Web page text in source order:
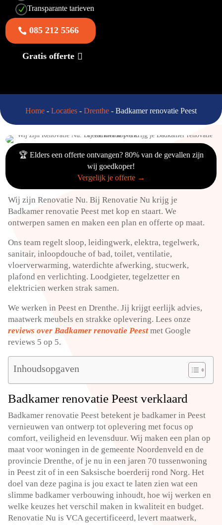
N Transparante tarieven
085 212 5566
Gratis offerte
Home- Locaties- Drenthe- Badkamer renovatie Peest
🏆 Elders een offerte ontvangen? 80% van de gevallen zijn
wij goedkoper!
Vergelijk je offerte →
Wij zijn Renovatie Nu. Bij Renovatie Nu krijg je
Badkamer renovatie Peest met kop en staart. We
ontwerpen samen en maken een plan en offerte op maat.
Ons team regelt sloop, leidingwerk, elektra, tegelwerk,
sanitair, inloopdouche of bad, toilet, ventilatie,
vloerverwarming, waterdichte afwerking, stucwerk,
plafond en verlichting. Loodgieter, tegelzetter en
elektricien werken strak samen.
We werken in Peest en Drenthe. Jij krijgt eerlijk advies,
maatwerk meubels en strakke oplevering. Lees onze
reviews over Badkamer renovatie Peest met Google
reviews 5 op 5.
Inhoudsopgaven
Badkamer renovatie Peest verklaard
Badkamer renovatie Peest betekent je badkamer in Peest
vernieuwen van ontwerp tot oplevering met focus op
comfort, veiligheid en levensduur. Wij maken een plan op
maat voor woningen in de gemeente Noordenveld en de
provincie Drenthe, of je nu in een jaren 70 tussenwoning
in Peest zit of in een Saksische boerderij rond Norg. Het
doel van deze pagina is jou exact te laten zien wat een
slimme badkamer verbouwing inhoudt, hoe wij werken en
welke keuzes het verschil maken in kwaliteit en budget.
Renovatie Nu is VCA gecertificeerd, levert maatwerk,